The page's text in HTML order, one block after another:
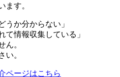
ます。
うか分からない」
て情報収集している」
ん。
い。
ページはこちら